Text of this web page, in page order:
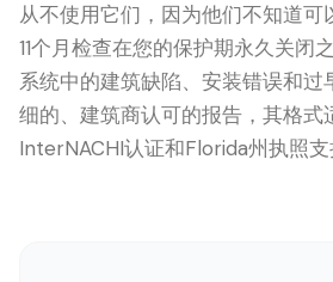
从不使用它们，因为他们不知道可
11个月检查在您的保护期永久关闭
系统中的建筑缺陷、安装错误和过
细的、建筑商认可的报告，其格式
InterNACHI认证和Florida州执照支